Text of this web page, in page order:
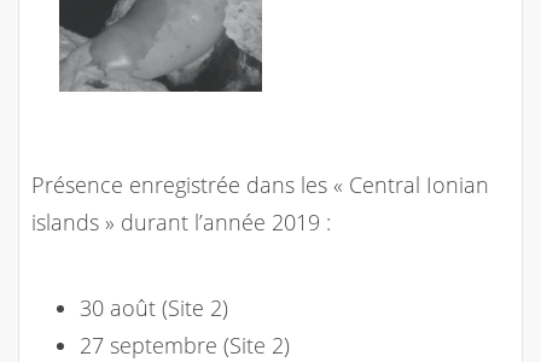
Présence enregistrée dans les « Central Ionian
islands » durant l’année 2019 :
30 août (Site 2)
27 septembre (Site 2)